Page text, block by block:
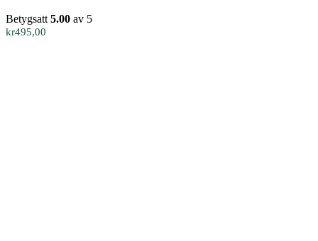
Betygsatt 5.00 av 5
kr495,00